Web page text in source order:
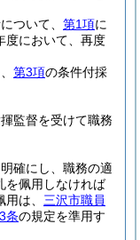
ついて、 第1項に
度において、再度
第3項の条件付採
監督を受けて職務
確にし、職務の適
を佩用しなければ
は、 三沢市職員
条の規定を準用す